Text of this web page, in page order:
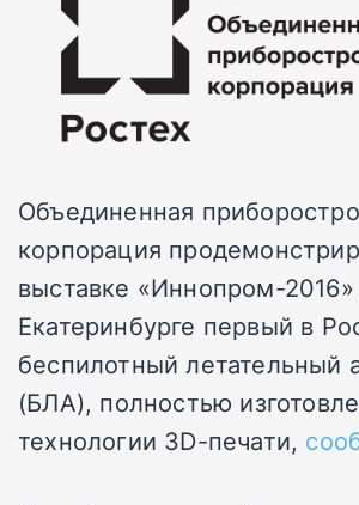
Объединенная
корпорация
выставке «Иннопром-2016»
Екатеринбурге первый в
беспилотный летательный
(БЛА), полностью
технологии 3D-печати,